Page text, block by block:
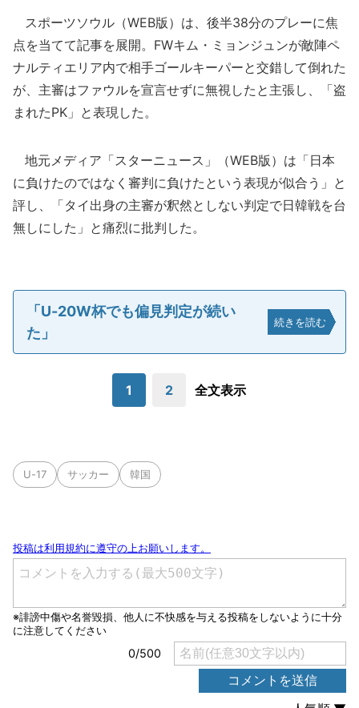
スポーツソウル（WEB版）は、後半38分のプレーに焦
点を当てて記事を展開。FWキム・ミョンジュンが敵陣ペ
ナルティエリア内で相手ゴールキーパーと交錯して倒れた
が、主審はファウルを宣言せずに無視したと主張し、「盗
まれたPK」と表現した。
地元メディア「スターニュース」（WEB版）は「日本
に負けたのではなく審判に負けたという表現が似合う」と
評し、「タイ出身の主審が釈然としない判定で日韓戦を台
無しにした」と痛烈に批判した。
「U-20W杯でも偏見判定が続い
た」
続きを読む
1 2 全文表示
U-17 サッカー 韓国